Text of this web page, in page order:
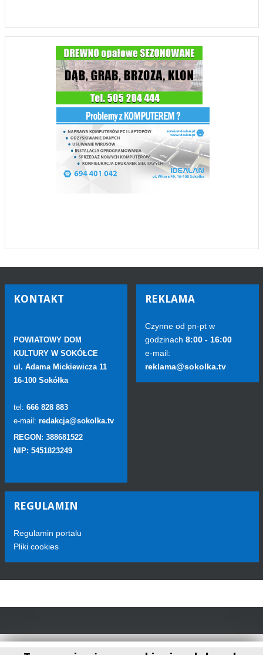
KONTAKT
POWIATOWY DOM
KULTURY W SOKÓŁCE
ul. Adama Mickiewicza 11
16-100 Sokółka
tel: 666 828 883
e-mail: redakcja@sokolka.tv
REGON: 388681522
NIP: 5451823249
REKLAMA
Czynne od pn-pt w
godzinach 8:00 - 16:00
e-mail:
reklama@sokolka.tv
REGULAMIN
Regulamin portalu
Pliki cookies